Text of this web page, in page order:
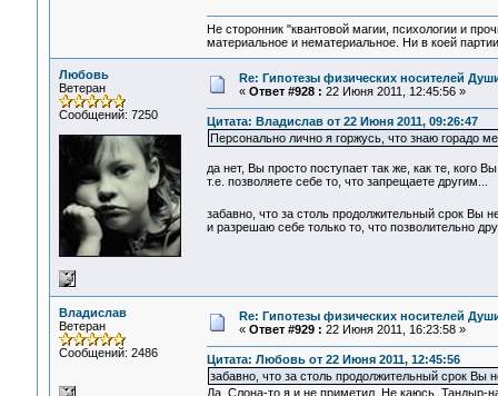
Не сторонник "квантовой магии, психологии и
материальное и нематериальное. Ни в коей
Любовь
Ветеран
Сообщений: 7250
Re: Гипотезы физических носителей
« Ответ #928 : 22 Июня 2011, 12:45:56 »
Цитата: Владислав от 22 Июня 2011, 09:26:47
Персонально лично я горжусь, что знаю горадо
да нет, Вы просто поступает так же, как те,
т.е. позволяете себе то, что запрещаете другим...
забавно, что за столь продолжительный срок Вы
и разрешаю себе только то, что позволительно
Владислав
Ветеран
Сообщений: 2486
Re: Гипотезы физических носителей
« Ответ #929 : 22 Июня 2011, 16:23:58 »
Цитата: Любовь от 22 Июня 2011, 12:45:56
забавно, что за столь продолжительный срок Вы
Да. Слона-то я и не приметил. Не каюсь. Тандыр-